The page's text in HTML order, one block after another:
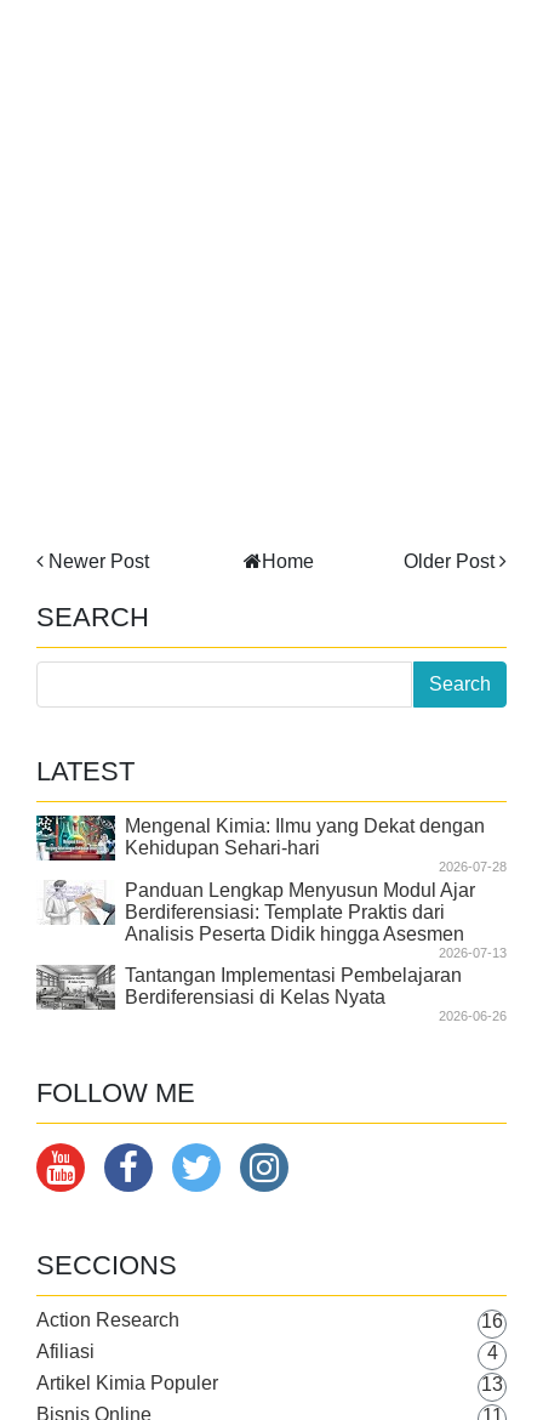
Newer Post Older Post
Home
SEARCH
LATEST
Mengenal Kimia: Ilmu yang Dekat dengan
Kehidupan Sehari-hari
2026-07-28
Panduan Lengkap Menyusun Modul Ajar
Berdiferensiasi: Template Praktis dari
Analisis Peserta Didik hingga Asesmen
2026-07-13
Tantangan Implementasi Pembelajaran
Berdiferensiasi di Kelas Nyata
2026-06-26
FOLLOW ME
SECCIONS
Action Research
16
Afiliasi
4
Artikel Kimia Populer
13
Bisnis Online
11